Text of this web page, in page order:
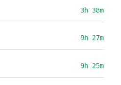
3h 38m
9h 27m
9h 25m